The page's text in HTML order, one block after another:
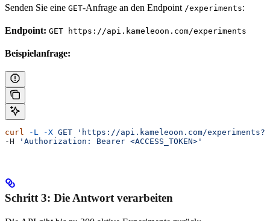
Senden Sie eine GET-Anfrage an den Endpoint /experiments:
Endpoint: GET https://api.kameleoon.com/experiments
Beispielanfrage:
curl -L -X GET 'https://api.kameleoon.com/
-H
'Authorization: Bearer <ACCESS_TOKEN>'
Schritt 3: Die Antwort verarbeiten